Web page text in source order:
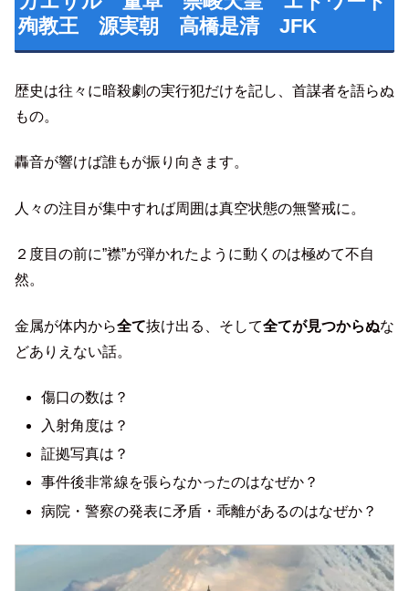
殉教王 源実朝 高橋是清 JFK
歴史は往々に暗殺劇の実行犯だけを記し、首謀者を語らぬ
もの。
轟音が響けば誰もが振り向きます。
人々の注目が集中すれば周囲は真空状態の無警戒に。
２度目の前に”襟”が弾かれたように動くのは極めて不自
然。
金属が体内から全て抜け出る、そして全てが見つからぬな
どありえない話。
傷口の数は？
入射角度は？
証拠写真は？
事件後非常線を張らなかったのはなぜか？
病院・警察の発表に矛盾・乖離があるのはなぜか？